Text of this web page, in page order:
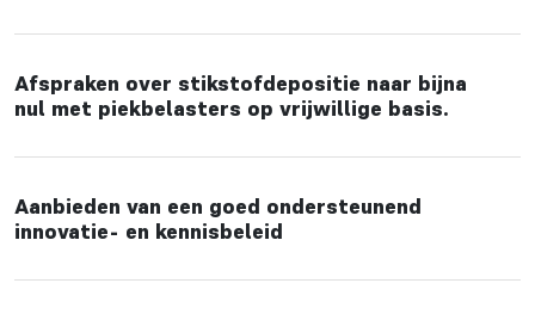
Afspraken over stikstofdepositie naar bijna
nul met piekbelasters op vrijwillige basis.
Aanbieden van een goed ondersteunend
innovatie- en kennisbeleid